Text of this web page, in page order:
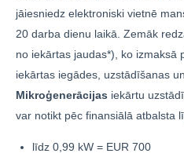
jāiesniedz elektroniski vietnē
20 darba dienu laikā. Zemāk
no iekārtas jaudas*), ko izmaksā
iekārtas iegādes, uzstādīšanas
Mikroģenerācijas iekārtu
var notikt pēc finansiālā atbalsta
līdz 0,99 kW = EUR 700